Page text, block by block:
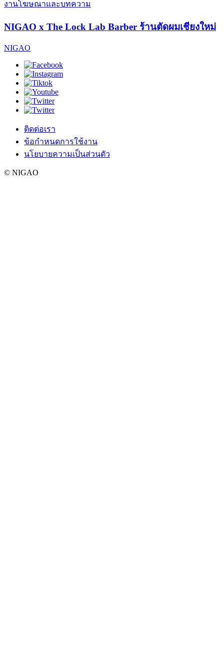
งานโฆษณาและบทความ
NIGAO x The Lock Lab Barber ร้านตัดผมเชียงใหม่
NIGAO
ติดต่อเรา
ข้อกำหนดการใช้งาน
นโยบายความเป็นส่วนตัว
© NIGAO